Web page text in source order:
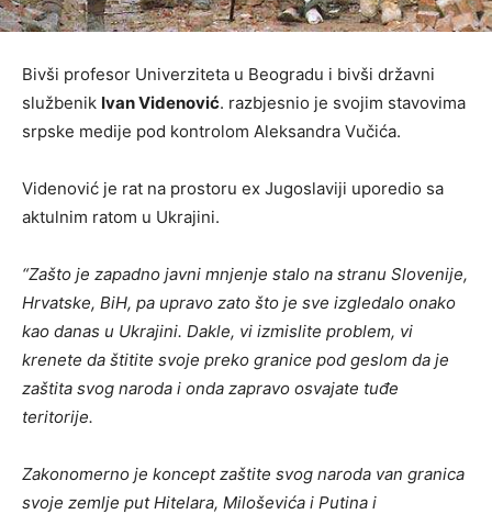
Bivši profesor Univerziteta u Beogradu i bivši državni
službenik Ivan Videnović. razbjesnio je svojim stavovima
srpske medije pod kontrolom Aleksandra Vučića.
Videnović je rat na prostoru ex Jugoslaviji uporedio sa
aktulnim ratom u Ukrajini.
“Zašto je zapadno javni mnjenje stalo na stranu Slovenije,
Hrvatske, BiH, pa upravo zato što je sve izgledalo onako
kao danas u Ukrajini. Dakle, vi izmislite problem, vi
krenete da štitite svoje preko granice pod geslom da je
zaštita svog naroda i onda zapravo osvajate tuđe
teritorije.
Zakonomerno je koncept zaštite svog naroda van granica
svoje zemlje put Hitelara, Miloševića i Putina i